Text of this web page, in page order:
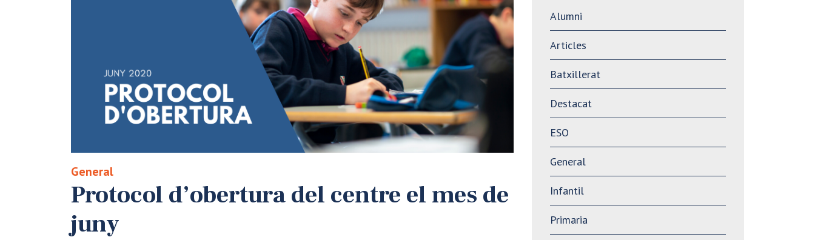
General
Protocol d’obertura del centre el mes de
juny
Alumni
Articles
Batxillerat
Destacat
ESO
General
Infantil
Primaria